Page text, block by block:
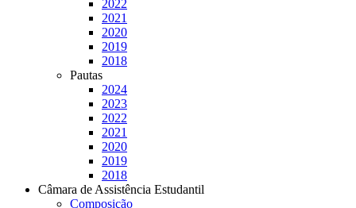
2022
2021
2020
2019
2018
Pautas
2024
2023
2022
2021
2020
2019
2018
Câmara de Assistência Estudantil
Composição